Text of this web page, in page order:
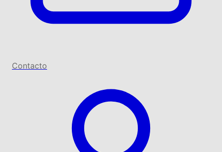
Contacto